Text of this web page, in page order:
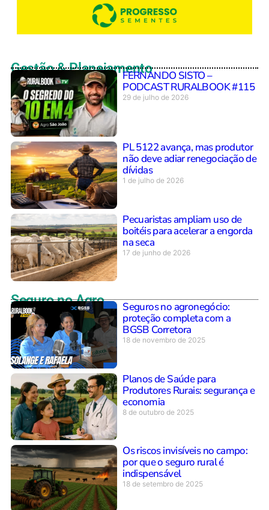
Gestão & PlanejamentoFERNANDO SISTO –
PODCAST RURALBOOK #115
29 de julho de 2026
PL 5122 avança, mas produtor
não deve adiar renegociação de
dívidas
1 de julho de 2026
Pecuaristas ampliam uso de
boitéis para acelerar a engorda
na seca
17 de junho de 2026
Seguro no Agro
Seguros no agronegócio:
proteção completa com a
BGSB Corretora
18 de novembro de 2025
Planos de Saúde para
Produtores Rurais: segurança e
economia
8 de outubro de 2025
Os riscos invisíveis no campo:
por que o seguro rural é
indispensável
18 de setembro de 2025